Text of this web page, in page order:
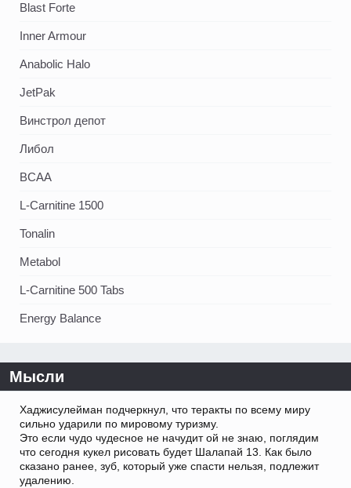
Blast Forte
Inner Armour
Anabolic Halo
JetPak
Винстрол депот
Либол
BCAA
L-Carnitine 1500
Tonalin
Metabol
L-Carnitine 500 Tabs
Energy Balance
Мысли
Хаджисулейман подчеркнул, что теракты по всему миру
сильно ударили по мировому туризму.
Это если чудо чудесное не начудит ой не знаю, поглядим
что сегодня кукел рисовать будет Шалапай 13. Как было
сказано ранее, зуб, который уже спасти нельзя, подлежит
удалению.